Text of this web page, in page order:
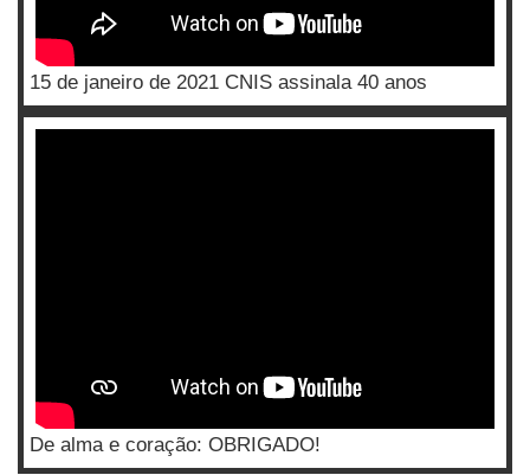
15 de janeiro de 2021 CNIS assinala 40 anos
De alma e coração: OBRIGADO!